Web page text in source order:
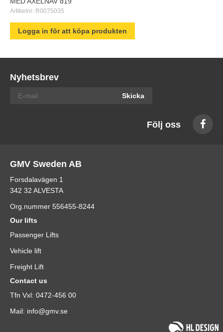
Artikelnr: R0075035
Logga in för att köpa produkten
Nyhetsbrev
Skicka
Följ oss
GMV Sweden AB
Forsdalavägen 1
342 32 ALVESTA
Org.nummer 556455-8244
Our lifts
Passenger Lifts
Vehicle lift
Freight Lift
Contact us
Tfn Vxl: 0472-456 00
Mail: info@gmv.se